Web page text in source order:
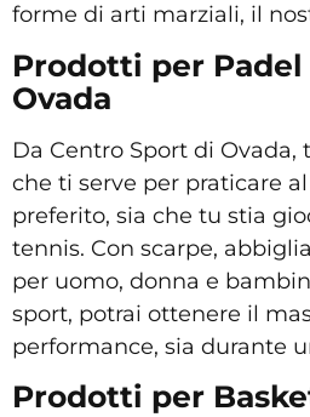
forme di arti marziali, il
Prodotti per Padel
Ovada
Da Centro Sport di
che ti serve per praticare
preferito, sia che tu stia
tennis. Con scarpe,
per uomo, donna e
sport, potrai ottenere il
performance, sia durante
Prodotti per